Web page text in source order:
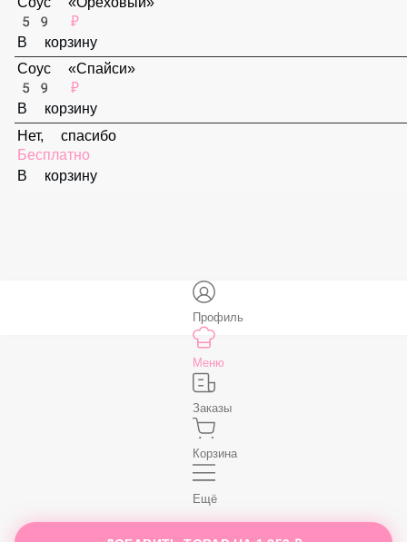
459 ₽
В корзину
Соус «Ореховый»
59 ₽
В корзину
Профиль
Меню